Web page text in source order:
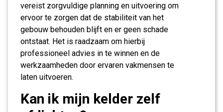
vereist zorgvuldige planning en uitvoering om
ervoor te zorgen dat de stabiliteit van het
gebouw behouden blijft en er geen schade
ontstaat. Het is raadzaam om hierbij
professioneel advies in te winnen en de
werkzaamheden door ervaren vakmensen te
laten uitvoeren.
Kan ik mijn kelder zelf